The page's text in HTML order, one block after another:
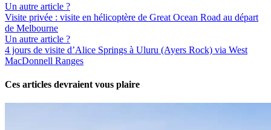
Un autre article ?
Visite privée : visite en hélicoptère de Great Ocean Road au départ
de Melbourne
Un autre article ?
4 jours de visite d’Alice Springs à Uluru (Ayers Rock) via West
MacDonnell Ranges
Ces articles devraient vous plaire